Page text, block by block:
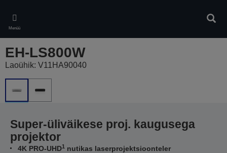
main
content
Menüü
EH-LS800W
Laoühik: V11HA90040
Super-üliväikese proj. kaugusega
projektor
4K PRO-UHD1 nutikas laserprojektsioonteler